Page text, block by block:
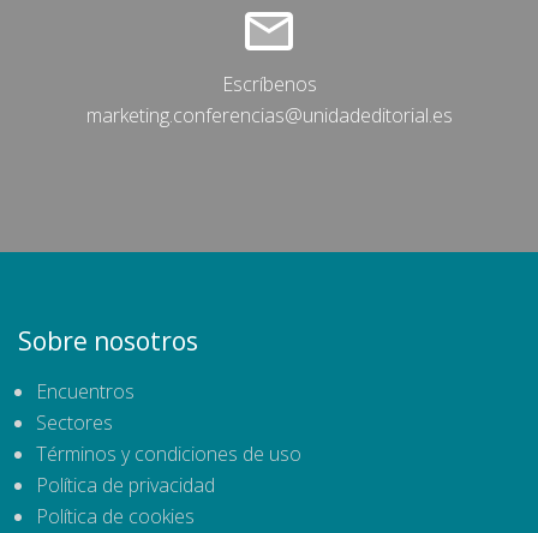
Escríbenos
marketing.conferencias@unidadeditorial.es
Sobre nosotros
Encuentros
Sectores
Términos y condiciones de uso
Política de privacidad
Política de cookies